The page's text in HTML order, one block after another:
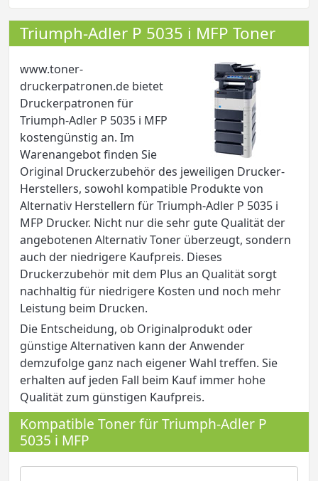
Triumph-Adler P 5035 i MFP Toner
www.toner-
druckerpatronen.de bietet
Druckerpatronen für
Triumph-Adler P 5035 i MFP
kostengünstig an. Im
Warenangebot finden Sie
Original Druckerzubehör des jeweiligen Drucker-
Herstellers, sowohl kompatible Produkte von
Alternativ Herstellern für Triumph-Adler P 5035 i
MFP Drucker. Nicht nur die sehr gute Qualität der
angebotenen Alternativ Toner überzeugt, sondern
auch der niedrigere Kaufpreis. Dieses
Druckerzubehör mit dem Plus an Qualität sorgt
nachhaltig für niedrigere Kosten und noch mehr
Leistung beim Drucken.
Die Entscheidung, ob Originalprodukt oder
günstige Alternativen kann der Anwender
demzufolge ganz nach eigener Wahl treffen. Sie
erhalten auf jeden Fall beim Kauf immer hohe
Qualität zum günstigen Kaufpreis.
Kompatible Toner für Triumph-Adler P
5035 i MFP